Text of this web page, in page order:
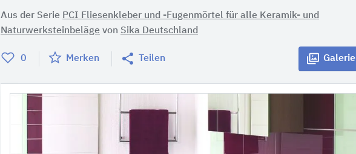
Aus der Serie PCI Fliesenkleber und -Fugenmörtel für alle Keramik- und
Naturwerksteinbeläge von Sika Deutschland
0 Merken Teilen Galerie